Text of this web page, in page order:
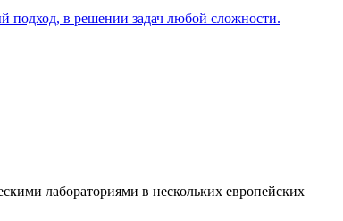
подход, в решении задач любой сложности.
лабораториями в нескольких европейских